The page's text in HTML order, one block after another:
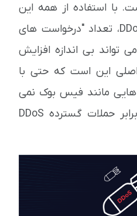
با استفاده از همه این
رایانه ها در یک حمله DDos، تعداد "درخواست های
تواند بی اندازه افزایش
اصلی این است که حتی با
هایی مانند فیس بوک نمی
توانند به طور کامل در برابر حملات گسترده DDoS